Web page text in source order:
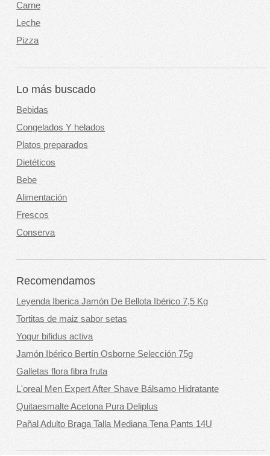
Carne
Leche
Pizza
Lo más buscado
Bebidas
Congelados Y helados
Platos preparados
Dietéticos
Bebe
Alimentación
Frescos
Conserva
Recomendamos
Leyenda Iberica Jamón De Bellota Ibérico 7,5 Kg
Tortitas de maiz sabor setas
Yogur bifidus activa
Jamón Ibérico Bertín Osborne Selección 75g
Galletas flora fibra fruta
L'oreal Men Expert After Shave Bálsamo Hidratante
Quitaesmalte Acetona Pura Deliplus
Pañal Adulto Braga Talla Mediana Tena Pants 14U